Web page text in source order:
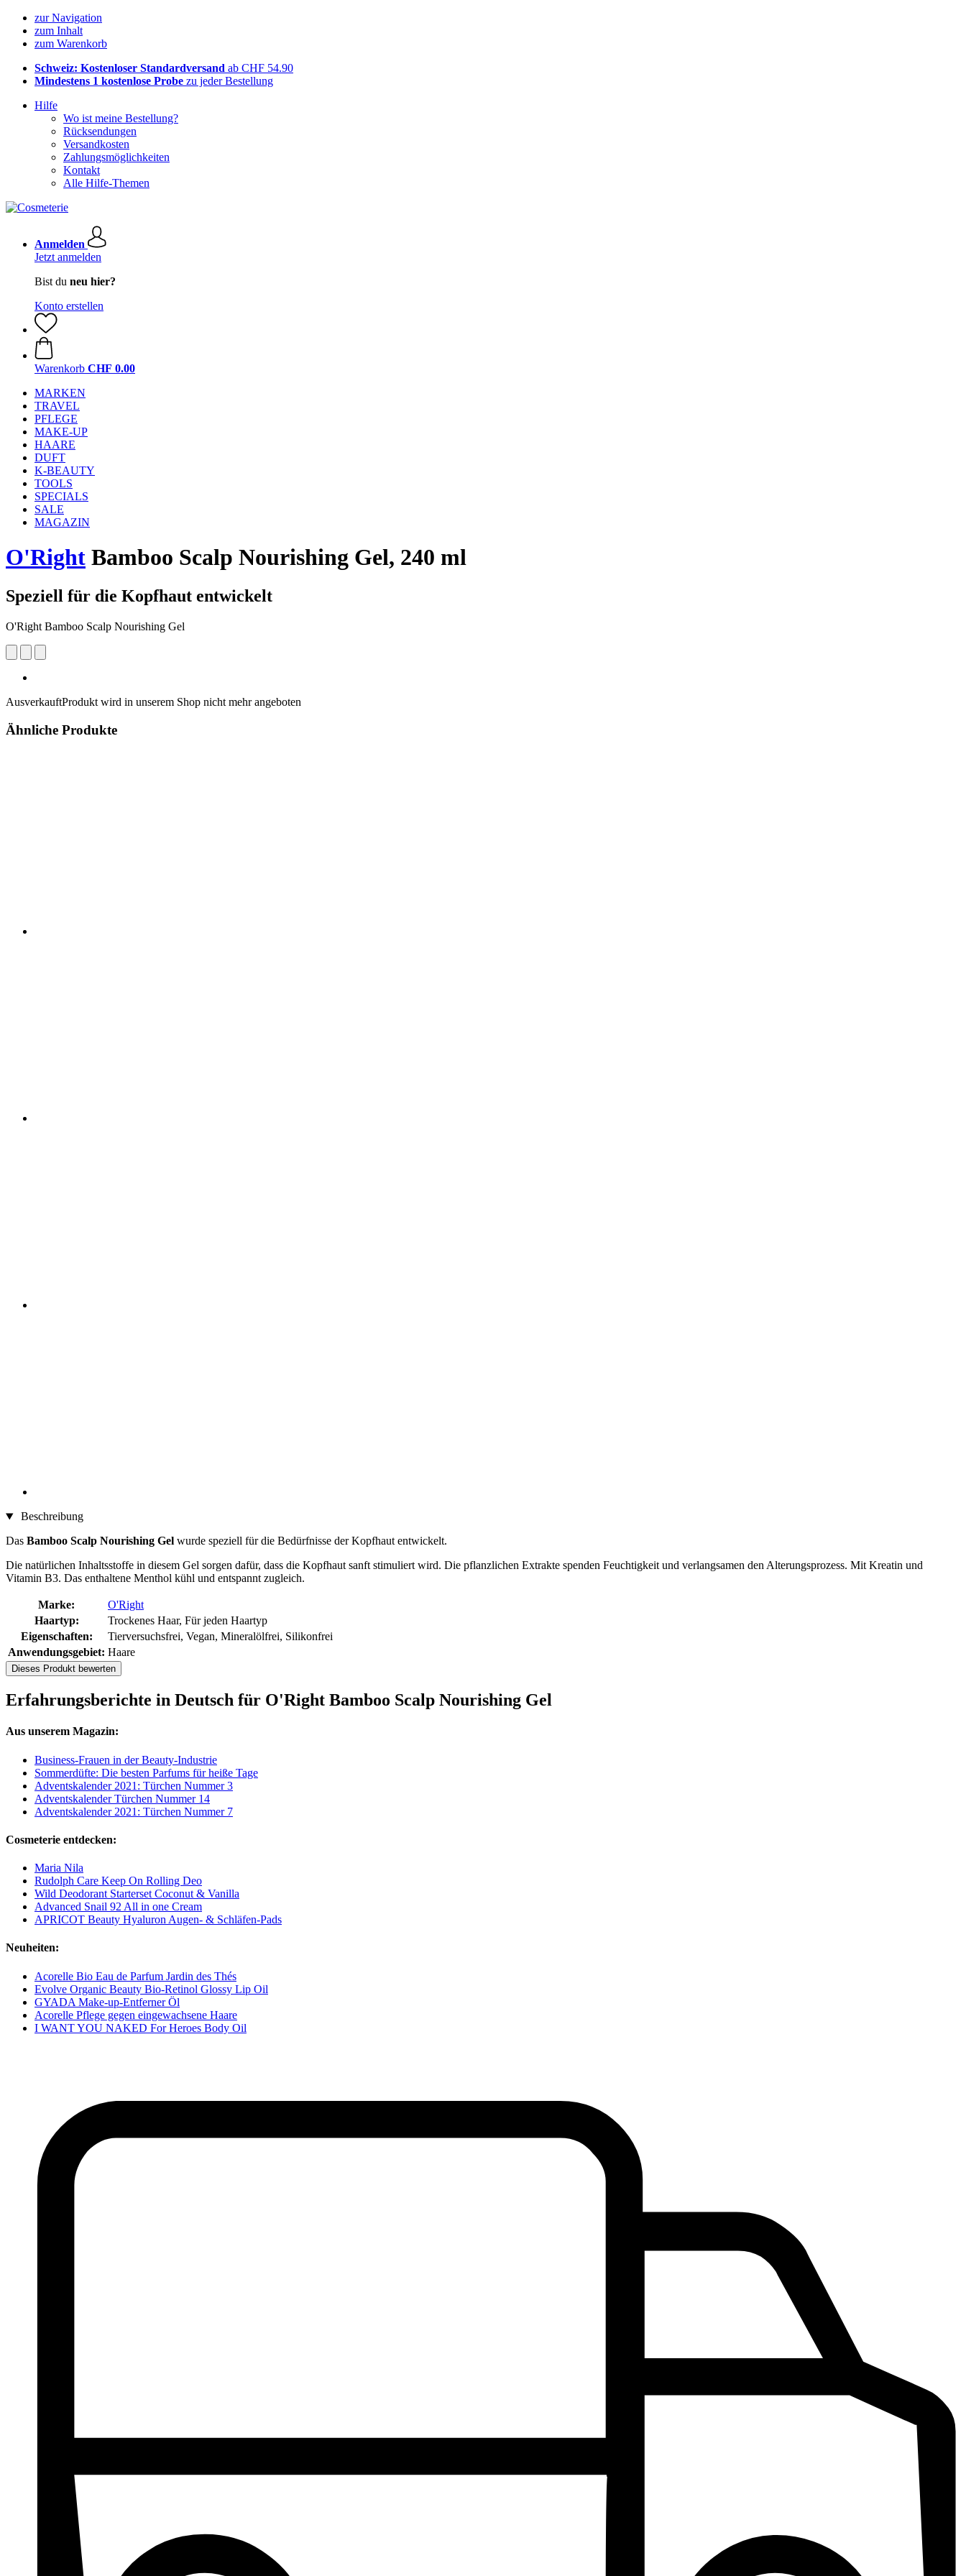
zur Navigation
zum Inhalt
zum Warenkorb
Schweiz: Kostenloser Standardversand ab CHF 54.90
Mindestens 1 kostenlose Probe zu jeder Bestellung
Hilfe
Wo ist meine Bestellung?
Rücksendungen
Versandkosten
Zahlungsmöglichkeiten
Kontakt
Alle Hilfe-Themen
Anmelden
Jetzt anmelden
Bist du neu hier?
Konto erstellen
Warenkorb CHF 0.00
MARKEN
TRAVEL
PFLEGE
MAKE-UP
HAARE
DUFT
K-BEAUTY
TOOLS
SPECIALS
SALE
MAGAZIN
O'Right Bamboo Scalp Nourishing Gel, 240 ml
Speziell für die Kopfhaut entwickelt
O'Right Bamboo Scalp Nourishing Gel
AusverkauftProdukt wird in unserem Shop nicht mehr angeboten
Ähnliche Produkte
Beschreibung
Das Bamboo Scalp Nourishing Gel wurde speziell für die Bedürfnisse der Kopfhaut entwickelt.
Die natürlichen Inhaltsstoffe in diesem Gel sorgen dafür, dass die Kopfhaut sanft stimuliert wird. Die pflanzlichen Extrakte spenden Feuchtigkeit und verlangsamen den Alterungsprozess. Mit Kreatin und
Vitamin B3. Das enthaltene Menthol kühl und entspannt zugleich.
Marke:
O'Right
Haartyp:
Trockenes Haar, Für jeden Haartyp
Eigenschaften:
Tierversuchsfrei, Vegan, Mineralölfrei, Silikonfrei
Anwendungsgebiet: Haare
Dieses Produkt bewerten
Erfahrungsberichte in Deutsch für O'Right Bamboo Scalp Nourishing Gel
Aus unserem Magazin:
Business-Frauen in der Beauty-Industrie
Sommerdüfte: Die besten Parfums für heiße Tage
Adventskalender 2021: Türchen Nummer 3
Adventskalender Türchen Nummer 14
Adventskalender 2021: Türchen Nummer 7
Cosmeterie entdecken:
Maria Nila
Rudolph Care Keep On Rolling Deo
Wild Deodorant Starterset Coconut & Vanilla
Advanced Snail 92 All in one Cream
APRICOT Beauty Hyaluron Augen‑ & Schläfen‑Pads
Neuheiten:
Acorelle Bio Eau de Parfum Jardin des Thés
Evolve Organic Beauty Bio-Retinol Glossy Lip Oil
GYADA Make-up-Entferner Öl
Acorelle Pflege gegen eingewachsene Haare
I WANT YOU NAKED For Heroes Body Oil